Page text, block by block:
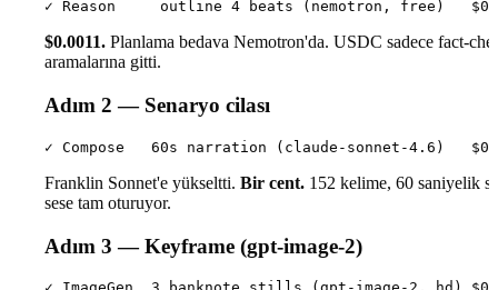
$0.0011. Planlama bedava Nemotron'da. USDC sadece fact-
aramalarına gitti.
Adım 2 — Senaryo cilası
Franklin Sonnet'e yükseltti. Bir cent. 152 kelime, 60 saniyelik
sese tam oturuyor.
Adım 3 — Keyframe (gpt-image-2)